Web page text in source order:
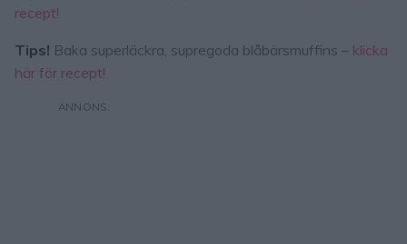
recept!
Tips! Baka superläckra, supregoda blåbärsmuffins – klicka
här för recept!